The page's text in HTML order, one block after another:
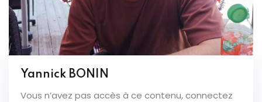
Yannick BONIN
Vous n’avez pas accès à ce contenu, connectez